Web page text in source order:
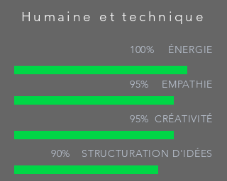
Humaine et technique
100% ÉNERGIE
CRÉATIVITÉ
95%
95% EMPATHIE
STRUCTURATION D'IDÉES
90%